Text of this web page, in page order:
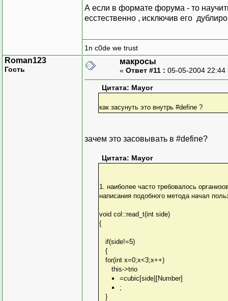
А если в формате форума - то
есстественно , исключив его
1n c0de we trust
Roman123
Гость
макросы
« Ответ #11 : 05-05-2004
Цитата: Mayor
как засунуть это внутрь #define ?
зачем это засовывать в #define?
Цитата: Mayor
1. наиболее часто требовалось
написания подобного метода начал
void col::read_t(int side)
{
if(side!=5)
{
for(int x=0;x<3;x++)
this->trio
=cubic[side][Number]
;
}